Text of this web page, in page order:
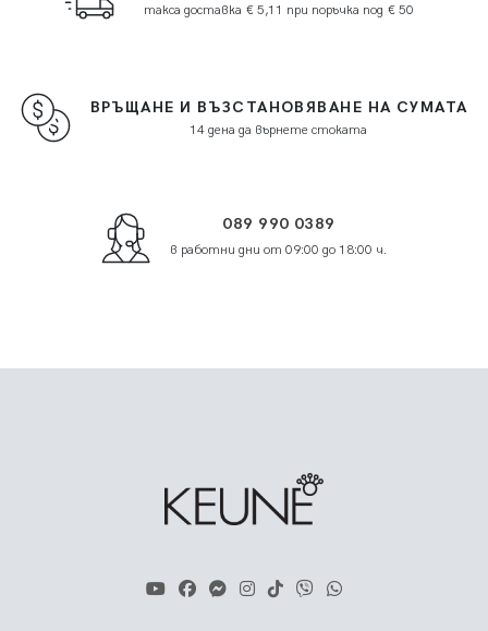
такса доставка € 5,11 при поръчка под € 50
ВРЪЩАНЕ И ВЪЗСТАНОВЯВАНЕ НА СУМАТА
14 дена да върнете стоката
089 990 0389
в работни дни от 09:00 до 18:00 ч.